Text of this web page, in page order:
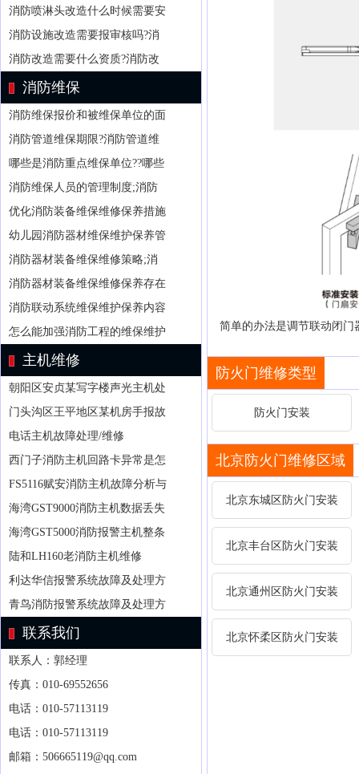
消防喷淋头改造什么时候需要安
消防设施改造需要报审核吗?消
消防改造需要什么资质?消防改
消防维保
消防维保报价和被维保单位的面
消防管道维保期限?消防管道维
哪些是消防重点维保单位??哪些
消防维保人员的管理制度;消防
优化消防装备维保维修保养措施
幼儿园消防器材维保维护保养管
消防器材装备维保维修策略;消
消防器材装备维保维修保养存在
消防联动系统维保维护保养内容
怎么能加强消防工程的维保维护
主机维修
朝阳区安贞某写字楼声光主机处
门头沟区王平地区某机房手报故
电话主机故障处理/维修
西门子消防主机回路卡异常是怎
FS5116赋安消防主机故障分析与
海湾GST9000消防主机数据丢失
海湾GST5000消防报警主机整条
陆和LH160老消防主机维修
利达华信报警系统故障及处理方
青鸟消防报警系统故障及处理方
联系我们
联系人：郭经理
传真：010-69552656
电话：010-57113119
电话：010-57113119
邮箱：506665119@qq.com
简单的办法是调节联动闭
防火门维修类型
防火门安装
北京防火门维修区域
北京东城区防火门安装
北京丰台区防火门安装
北京通州区防火门安装
北京怀柔区防火门安装